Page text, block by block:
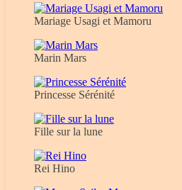
Mariage Usagi et Mamoru
Marin Mars
Princesse Sérénité
Fille sur la lune
Rei Hino